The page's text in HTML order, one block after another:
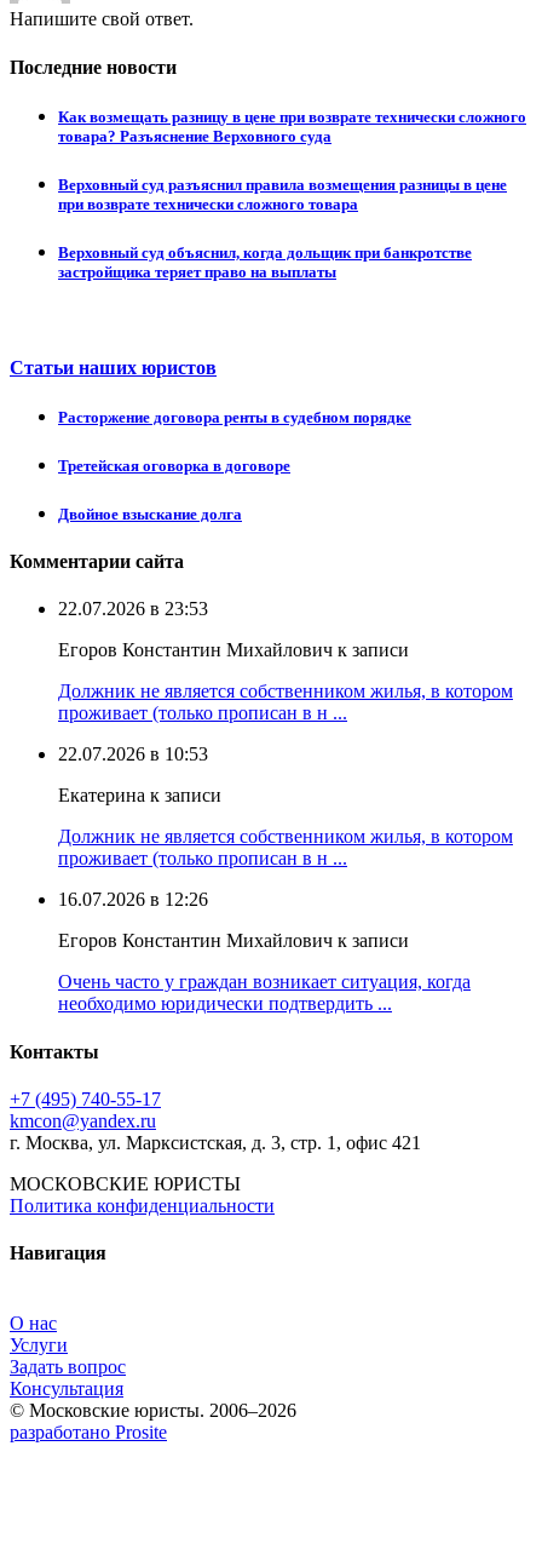
Напишите свой ответ.
Последние новости
Как возмещать разницу в цене при возврате технически сложного
товара? Разъяснение Верховного суда
Верховный суд разъяснил правила возмещения разницы в цене
при возврате технически сложного товара
Верховный суд объяснил, когда дольщик при банкротстве
застройщика теряет право на выплаты
Статьи наших юристов
Расторжение договора ренты в судебном порядке
Третейская оговорка в договоре
Двойное взыскание долга
Комментарии сайта
22.07.2026 в 23:53
Егоров Константин Михайлович к записи
Должник не является собственником жилья, в котором
проживает (только прописан в н ...
22.07.2026 в 10:53
Екатерина к записи
Должник не является собственником жилья, в котором
проживает (только прописан в н ...
16.07.2026 в 12:26
Егоров Константин Михайлович к записи
Очень часто у граждан возникает ситуация, когда
необходимо юридически подтвердить ...
Контакты
+7 (495) 740‑55‑17
kmcon@yandex.ru
г. Москва, ул. Марксистская, д. 3, стр. 1, офис 421
МОСКОВСКИЕ ЮРИСТЫ
Политика конфиденциальности
Навигация
О нас
Услуги
Задать вопрос
Консультация
© Московские юристы. 2006–2026
разработано Prosite